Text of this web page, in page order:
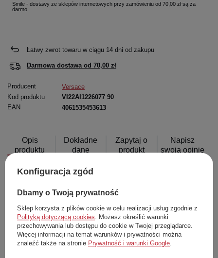
Smile - dostawy ze sklepów internetowych przy zamówieniu od 70,00 zł są za
darmo
Łatwy zwrot towaru w ciągu 14 dni od zakupu
Darmowa dostawa od 70,00 zł
Producent
Versace
Kod produktu
VI22AI1226077 90
EAN
4061535453613
Opis
produktu
Dokładne
dane
Zapytaj o
produkt
Napisz
swoją opinię
Wykonana z dbałością onajmniejsze
Wykonana znajwyższej jakości materiałów
Jedna komora głównazapinana na magnes i zasuwana
Wewntrz dwie kieszonki, jedna zasuwana na zamek
Woreczek przeciwkurzowy w zestawie
Konfiguracja zgód
Dbamy o Twoją prywatność
Sklep korzysta z plików cookie w celu realizacji usług zgodnie z
Polityką dotyczącą cookies . Możesz określić warunki
przechowywania lub dostępu do cookie w Twojej przeglądarce.
Więcej informacji na temat warunków i prywatności można
znaleźć także na stronie Prywatność i warunki Google